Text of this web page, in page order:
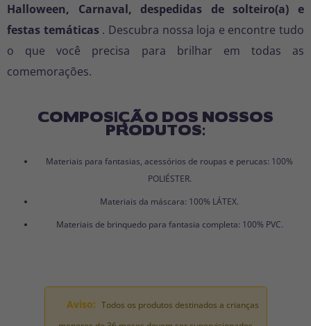
Halloween, Carnaval, despedidas de solteiro(a) e
festas temáticas. Descubra nossa loja e encontre tudo
o que você precisa para brilhar em todas as
comemorações.
COMPOSIÇÃO DOS NOSSOS
PRODUTOS:
Materiais para fantasias, acessórios de roupas e perucas: 100%
POLIÉSTER.
Materiais da máscara: 100% LÁTEX.
Materiais de brinquedo para fantasia completa: 100% PVC.
Aviso: Todos os produtos destinados a crianças